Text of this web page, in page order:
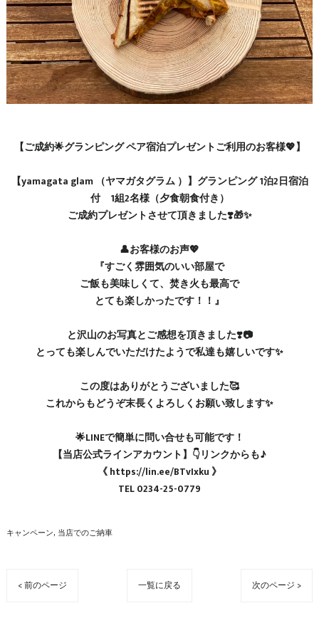
【ご成約🌟グランピング ペア宿泊プレゼントご利用のお客様💖】
【yamagata glam （ヤマガタグラム ）】グランピング 1泊2日宿泊
付 1組2名様（夕食朝食付き）
ご成約プレゼントさせて頂きました❣️🎁✨️
👤お客様のお声💖
『すごく雰囲気のいい部屋で
ご飯も美味しくて、焚き火も最高で
とても楽しかったです！！』
と沢山のお写真とご感想を頂きました❣️📷
とっても楽しんでいただけたようで私達も嬉しいです✨️
この度はありがとうございました🥰
これからもどうぞ末長くよろしくお願い致します✨️
🌟LINEで簡単に問い合せも可能です！
【当店公式ラインアカウント】👇リンクからも♪
《 https://lin.ee/BTvIxku 》
TEL 0234-25-0779
キャンペーン 当店でのご納車
< 前のページ 一覧に戻る 次のページ >